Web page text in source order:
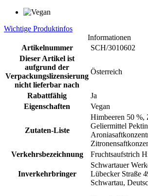
Wichtige Produktinfos
Informationen
Artikelnummer
SCH/3010602
Dieser Artikel ist
aufgrund der
Verpackungslizensierung
nicht lieferbar nach
Österreich
Rabattfähig
Ja
Eigenschaften
Vegan
Zutaten-Liste
Himbeeren 50 %,
Geliermittel
Verkehrsbezeichnung
Fruchtsaufstrich
Inverkehrbringer
Schwartauer
Lübecker Straße
Schwartau,